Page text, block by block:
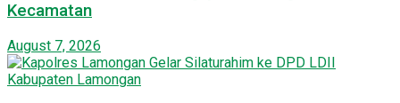
Kecamatan
August 7, 2026